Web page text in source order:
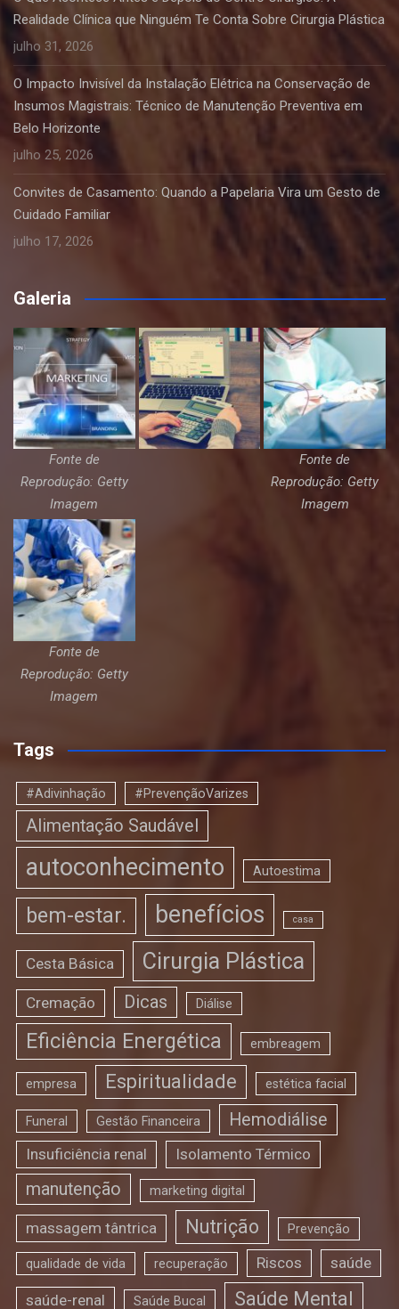
Realidade Clínica que Ninguém Te Conta Sobre Cirurgia Plástica
julho 31, 2026
O Impacto Invisível da Instalação Elétrica na Conservação de
Insumos Magistrais: Técnico de Manutenção Preventiva em
Belo Horizonte
julho 25, 2026
Convites de Casamento: Quando a Papelaria Vira um Gesto de
Cuidado Familiar
julho 17, 2026
Galeria
Fonte de
Reprodução: Getty
Imagem
Fonte de
Reprodução: Getty
Imagem
Fonte de
Reprodução: Getty
Imagem
Tags
#Adivinhação #PrevençãoVarizes
Alimentação Saudável
autoconhecimento Autoestima
bem-estar. benefícios casa
Cesta Básica Cirurgia Plástica
Cremação Dicas Diálise
Eficiência Energética embreagem
empresa Espiritualidade estética facial
Funeral Gestão Financeira Hemodiálise
Insuficiência renal Isolamento Térmico
manutenção marketing digital
massagem tântrica Nutrição Prevenção
qualidade de vida recuperação Riscos saúde
saúde-renal Saúde Bucal Saúde Mental